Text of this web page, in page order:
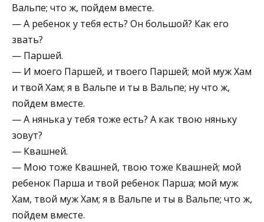
Вальпе; что ж, пойдем вместе.
— А ребенок у тебя есть? Он большой? Как его
звать?
— Паршей.
— И моего Паршей, и твоего Паршей; мой муж Хам
и твой Хам; я в Вальпе и ты в Вальпе; ну что ж,
пойдем вместе.
— А нянька у тебя тоже есть? А как твою няньку
зовут?
— Квашней.
— Мою тоже Квашней, твою тоже Квашней; мой
ребенок Парша и твой ребенок Парша; мой муж
Хам, твой муж Хам; я в Вальпе и ты в Вальпе; что ж,
пойдем вместе.